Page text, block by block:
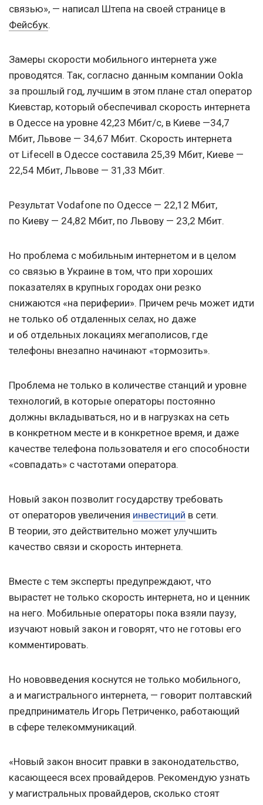
связью», — написал Штепа на своей странице в
Фейсбук.
Замеры скорости мобильного интернета уже
проводятся. Так, согласно данным компании Ookla
за прошлый год, лучшим в этом плане стал оператор
Киевстар, который обеспечивал скорость интернета
в Одессе на уровне 42,23 Мбит/с, в Киеве —34,7
Мбит, Львове — 34,67 Мбит. Скорость интернета
от Lifecell в Одессе составила 25,39 Мбит, Киеве —
22,54 Мбит, Львове — 31,33 Мбит.
Результат Vodafone по Одессе — 22,12 Мбит,
по Киеву — 24,82 Мбит, по Львову — 23,2 Мбит.
Но проблема с мобильным интернетом и в целом
со связью в Украине в том, что при хороших
показателях в крупных городах они резко
снижаются «на периферии». Причем речь может идти
не только об отдаленных селах, но даже
и об отдельных локациях мегаполисов, где
телефоны внезапно начинают «тормозить».
Проблема не только в количестве станций и уровне
технологий, в которые операторы постоянно
должны вкладываться, но и в нагрузках на сеть
в конкретном месте и в конкретное время, и даже
качестве телефона пользователя и его способности
«совпадать» с частотами оператора.
Новый закон позволит государству требовать
от операторов увеличения инвестиций в сети.
В теории, это действительно может улучшить
качество связи и скорость интернета.
Вместе с тем эксперты предупреждают, что
вырастет не только скорость интернета, но и ценник
на него. Мобильные операторы пока взяли паузу,
изучают новый закон и говорят, что не готовы его
комментировать.
Но нововведения коснутся не только мобильного,
а и магистрального интернета, — говорит полтавский
предприниматель Игорь Петриченко, работающий
в сфере телекоммуникаций.
«Новый закон вносит правки в законодательство,
касающееся всех провайдеров. Рекомендую узнать
у магистральных провайдеров, сколько стоят